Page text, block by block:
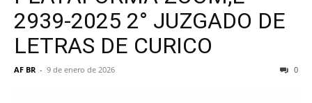
2939-2025 2° JUZGADO DE
LETRAS DE CURICO
AF BR - 9 de enero de 2026 0